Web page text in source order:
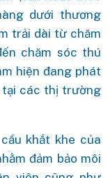
dưới thương
trải dài từ chăm
chăm sóc thú
hiện đang phát
tại các thị trường
khắt khe của
đảm bảo môi